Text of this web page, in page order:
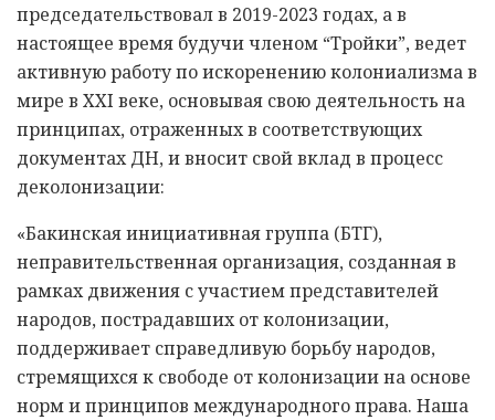
председательствовал в 2019-2023 годах, а в
настоящее время будучи членом “Тройки”, ведет
активную работу по искоренению колониализма в
мире в XXI веке, основывая свою деятельность на
принципах, отраженных в соответствующих
документах ДН, и вносит свой вклад в процесс
деколонизации:
«Бакинская инициативная группа (БТГ),
неправительственная организация, созданная в
рамках движения с участием представителей
народов, пострадавших от колонизации,
поддерживает справедливую борьбу народов,
стремящихся к свободе от колонизации на основе
норм и принципов международного права. Наша